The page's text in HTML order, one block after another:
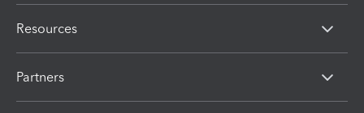
Resources
Partners